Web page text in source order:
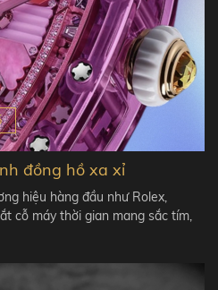
đồng hồ xa xỉ
hiệu hàng đầu như Rolex,
cỗ máy thời gian mang sắc tím,